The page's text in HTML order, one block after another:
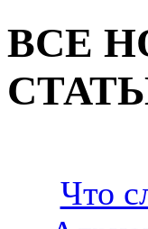
ВСЕ
Что